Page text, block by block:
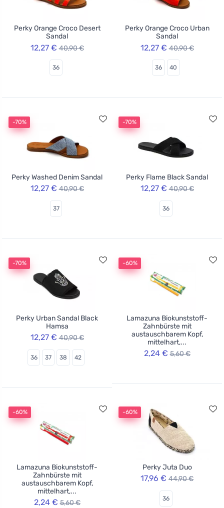
Perky Orange Croco Desert
Sandal
12,27 € 40,90 €
36
Perky Orange Croco Urban
Sandal
12,27 € 40,90 €
36 40
-70%
Perky Washed Denim Sandal
12,27 € 40,90 €
37
-70%
Perky Flame Black Sandal
12,27 € 40,90 €
36
-70%
Perky Urban Sandal Black
Hamsa
12,27 € 40,90 €
36 37 38 42
-60%
Lamazuna Biokunststoff-
Zahnbürste mit
austauschbarem Kopf,
mittelhart,...
2,24 € 5,60 €
-60%
Lamazuna Biokunststoff-
Zahnbürste mit
austauschbarem Kopf,
mittelhart,...
2,24 € 5,60 €
-60%
Perky Juta Duo
17,96 € 44,90 €
36